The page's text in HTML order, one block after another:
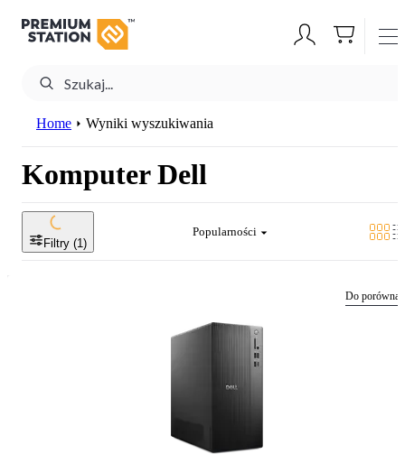
Home Wyniki wyszukiwania
Komputer Dell
Filtry (1)
Popularności
Do